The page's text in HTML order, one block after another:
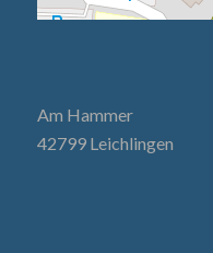
Am Hammer
42799 Leichlingen